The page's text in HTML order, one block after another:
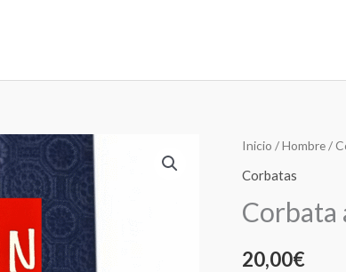
Inicio /Hombre/
Corbatas
Corbata
20,00€